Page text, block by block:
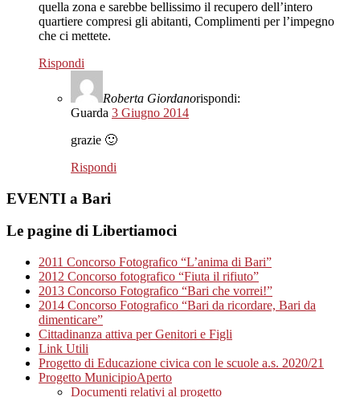
quella zona e sarebbe bellissimo il recupero dell’intero
quartiere compresi gli abitanti, Complimenti per l’impegno
che ci mettete.
Rispondi
Roberta Giordanorispondi:
Guarda 3 Giugno 2014
grazie 🙂
Rispondi
EVENTI a Bari
Le pagine di Libertiamoci
2011 Concorso Fotografico “L’anima di Bari”
2012 Concorso fotografico “Fiuta il rifiuto”
2013 Concorso Fotografico “Bari che vorrei!”
2014 Concorso Fotografico “Bari da ricordare, Bari da
dimenticare”
Cittadinanza attiva per Genitori e Figli
Link Utili
Progetto di Educazione civica con le scuole a.s. 2020/21
Progetto MunicipioAperto
Documenti relativi al progetto